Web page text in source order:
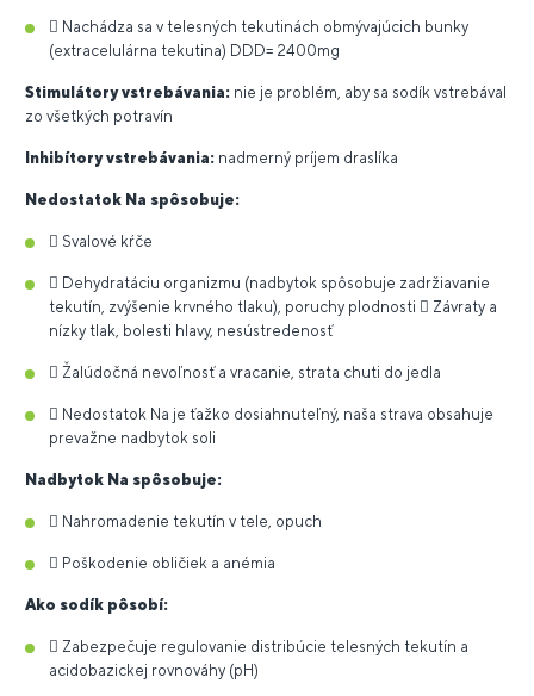
 Nachádza sa v telesných tekutinách obmývajúcich bunky
(extracelulárna tekutina) DDD= 2400mg
Stimulátory vstrebávania: nie je problém, aby sa sodík vstrebával
zo všetkých potravín
Inhibítory vstrebávania: nadmerný príjem draslíka
Nedostatok Na spôsobuje:
 Svalové kŕče
 Dehydratáciu organizmu (nadbytok spôsobuje zadržiavanie
tekutín, zvýšenie krvného tlaku), poruchy plodnosti  Závraty a
nízky tlak, bolesti hlavy, nesústredenosť
 Žalúdočná nevoľnosť a vracanie, strata chuti do jedla
 Nedostatok Na je ťažko dosiahnuteľný, naša strava obsahuje
prevažne nadbytok soli
Nadbytok Na spôsobuje:
 Nahromadenie tekutín v tele, opuch
 Poškodenie obličiek a anémia
Ako sodík pôsobí:
 Zabezpečuje regulovanie distribúcie telesných tekutín a
acidobazickej rovnováhy (pH)